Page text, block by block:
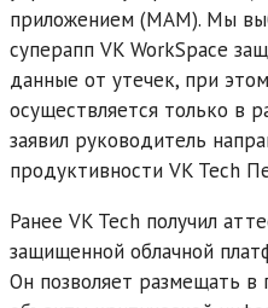
приложением (MAM). Мы
суперапп VK WorkSpace
данные от утечек, при
осуществляется только в
заявил руководитель
продуктивности VK Tech
Ранее VK Tech получил
защищенной облачной
Он позволяет размещать в